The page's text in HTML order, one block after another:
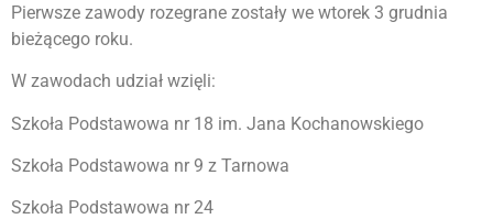
Pierwsze zawody rozegrane zostały we wtorek 3 grudnia
bieżącego roku.
W zawodach udział wzięli:
Szkoła Podstawowa nr 18 im. Jana Kochanowskiego
Szkoła Podstawowa nr 9 z Tarnowa
Szkoła Podstawowa nr 24